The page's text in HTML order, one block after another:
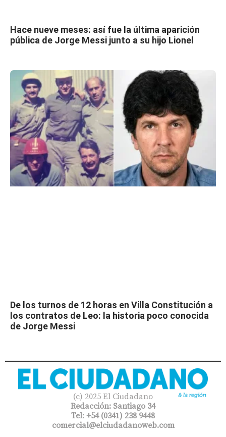
Hace nueve meses: así fue la última aparición
pública de Jorge Messi junto a su hijo Lionel
De los turnos de 12 horas en Villa Constitución a
los contratos de Leo: la historia poco conocida
de Jorge Messi
(c) 2025 El Ciudadano
Redacción: Santiago 34
Tel: +54 (0341) 238 9448
comercial@elciudadanoweb.com​